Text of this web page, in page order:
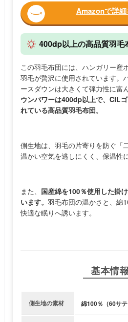
Amazonで詳細
400dp以上の高品質羽毛
この羽毛布団には、ハンガリー産
羽毛が贅沢に使用されています。
ースダウンは大きくて弾力性に富
ウンパワーは400dp以上で、CIL
れている高品質羽毛布団。
側生地は、羽毛の片寄りを防ぐ「
温かい空気を逃しにくく、保温性
また、 国産綿を100％使用した掛
います。 羽毛布団の温かさと、綿
快適な眠りへ誘います。
基本情
側生地の素材 綿100％（60サテ